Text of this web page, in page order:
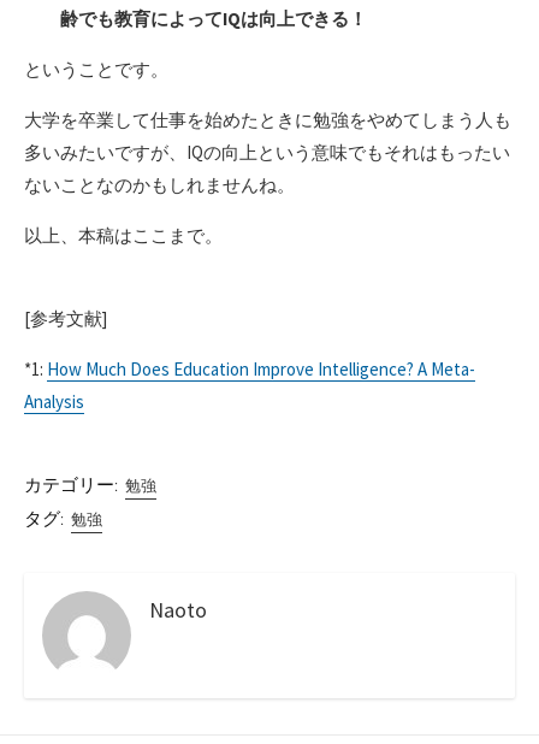
齢でも教育によってIQは向上できる！
ということです。
大学を卒業して仕事を始めたときに勉強をやめてしまう人も
多いみたいですが、IQの向上という意味でもそれはもったい
ないことなのかもしれませんね。
以上、本稿はここまで。
[参考文献]
*1: How Much Does Education Improve Intelligence? A Meta-
Analysis
カテゴリー: 勉強
タグ: 勉強
Naoto